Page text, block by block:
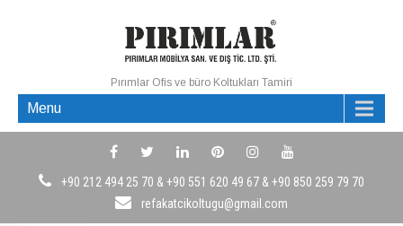
Pırımlar Ofis ve büro Koltukları Tamiri
Menu
+90 212 494 25 70 & +90 551 620 49 67 & +90 850 259 79 70
refakatcikoltugu@gmail.com